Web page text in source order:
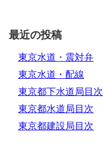
最近の投稿
東京水道・震対弁
東京水道・配線
東京都下水道局目次
東京都水道局目次
東京都建設局目次